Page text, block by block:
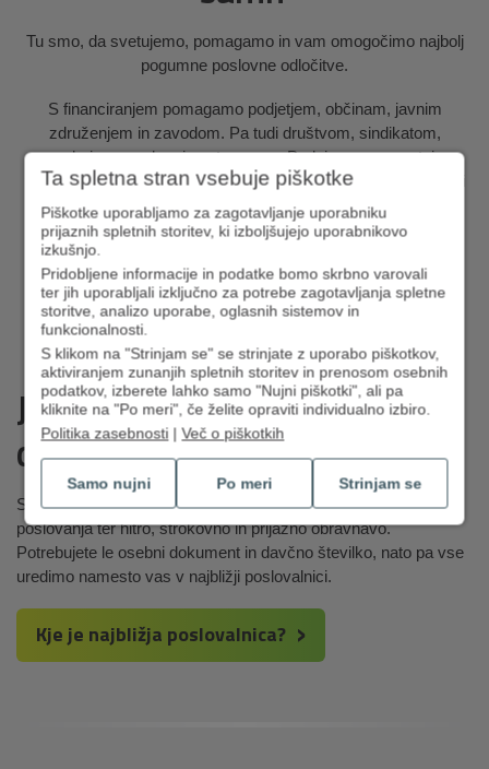
Tu smo, da svetujemo, pomagamo in vam omogočimo najbolj
pogumne poslovne odločitve.
S financiranjem pomagamo podjetjem, občinam, javnim
združenjem in zavodom. Pa tudi društvom, sindikatom,
zasebnim zavodom in ustanovam. Podpiramo samostojne
podjetnike in zasebnike, kot so odvetniki, notarji in zdravstveni
zasebniki. Pogovorimo se o prihodnosti.
Kje je najbližja poslovalnica?
Je dozorel čas,
da se preselite k nam?
Smo priljubljena izbira za vse, ki iščete odlične pogoje
poslovanja ter hitro, strokovno in prijazno obravnavo.
Potrebujete le osebni dokument in davčno številko, nato pa vse
uredimo namesto vas v najbližji poslovalnici.
Kje je najbližja poslovalnica?
Ta spletna stran vsebuje piškotke
Piškotke uporabljamo za zagotavljanje uporabniku
prijaznih spletnih storitev, ki izboljšujejo uporabnikovo
izkušnjo.
Pridobljene informacije in podatke bomo skrbno varovali
ter jih uporabljali izključno za potrebe zagotavljanja spletne
storitve, analizo uporabe, oglasnih sistemov in
funkcionalnosti.
S klikom na "Strinjam se" se strinjate z uporabo piškotkov,
aktiviranjem zunanjih spletnih storitev in prenosom osebnih
podatkov, izberete lahko samo "Nujni piškotki", ali pa
kliknite na "Po meri", če želite opraviti individualno izbiro.
Politika zasebnosti |Več o piškotkih
Samo nujni Po meri Strinjam se